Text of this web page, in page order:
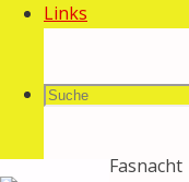
Links
Suche
Suchen der
Fasnacht